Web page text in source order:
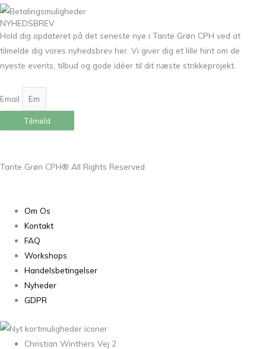
NYHEDSBREV
Hold dig opdateret på det seneste nye i Tante Grøn CPH ved at
tilmelde dig vores nyhedsbrev her. Vi giver dig et lille hint om de
nyeste events, tilbud og gode idéer til dit næste strikkeprojekt.
Email
Tilmeld
Tante Grøn CPH® All Rights Reserved
Om Os
Kontakt
FAQ
Workshops
Handelsbetingelser
Nyheder
GDPR
Christian Winthers Vej 2